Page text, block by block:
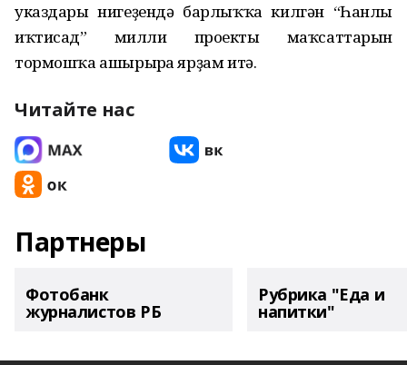
указдары нигеҙендә барлыҡҡа килгән “Һанлы
иҡтисад” милли проекты маҡсаттарын
тормошҡа ашырырға ярҙам итә.
Читайте нас
Партнеры
Фотобанк
журналистов РБ
Рубрика "Еда и
напитки"